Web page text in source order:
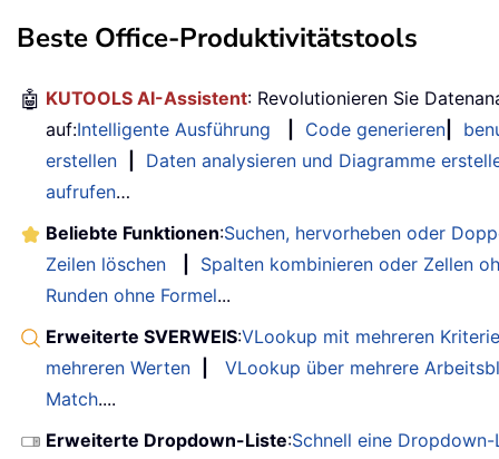
Beste Office-Produktivitätstools
🤖 KUTOOLS AI-Assistent: Revolutionieren Sie
auf:Intelligente Ausführung Code generieren
erstellen
Daten analysieren und Diagramme
aufrufen…
Beliebte Funktionen:Suchen, hervorheben oder
Zeilen löschen
Spalten kombinieren oder Zellen
Runden ohne Formel...
Erweiterte SVERWEIS:VLookup mit mehreren
mehreren Werten
VLookup über mehrere
Match....
Erweiterte Dropdown-Liste:Schnell eine